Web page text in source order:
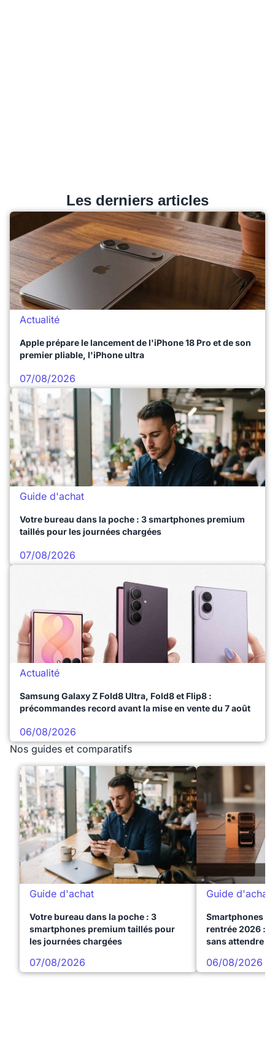
Les derniers articles
Actualité
Apple prépare le lancement de l'iPhone 18 Pro et de son
premier pliable, l'iPhone ultra
07/08/2026
Guide d'achat
Votre bureau dans la poche : 3 smartphones premium
taillés pour les journées chargées
07/08/2026
Actualité
Samsung Galaxy Z Fold8 Ultra, Fold8 et Flip8 :
précommandes record avant la mise en vente du 7 août
06/08/2026
Nos guides et comparatifs
Guide d'achat
Votre bureau dans la poche : 3
smartphones premium taillés pour
les journées chargées
07/08/2026
Guide d'achat
Smartphones
rentrée 2026 :
sans attendre
06/08/2026